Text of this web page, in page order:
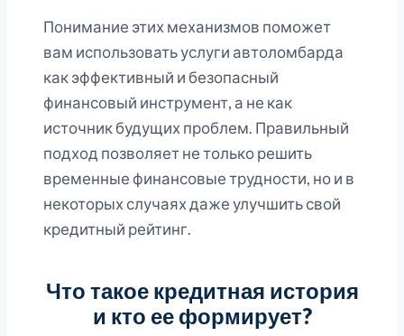
Понимание этих механизмов поможет
вам использовать услуги автоломбарда
как эффективный и безопасный
финансовый инструмент, а не как
источник будущих проблем. Правильный
подход позволяет не только решить
временные финансовые трудности, но и в
некоторых случаях даже улучшить свой
кредитный рейтинг.
Что такое кредитная история
и кто ее формирует?